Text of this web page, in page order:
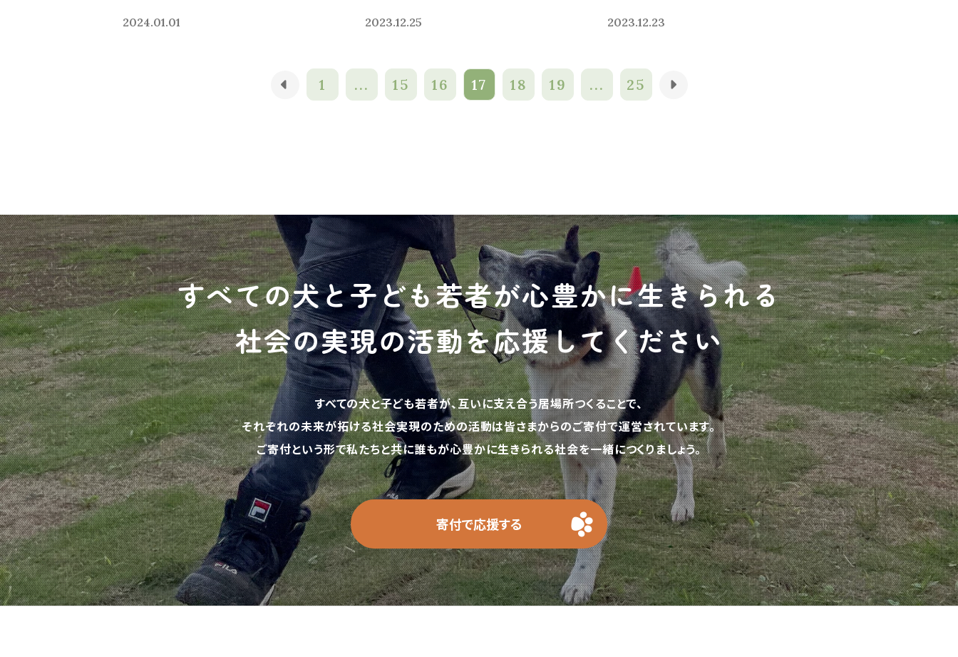
2024.01.01 2023.12.25 2023.12.23
1 ... 15 16 17 18 19 ... 25
すべての犬と子ども若者が心豊かに生きられる
社会の実現の活動を応援してください
すべての犬と子ども若者が、互いに支え合う居場所つくることで、
それぞれの未来が拓ける社会実現のための活動は皆さまからのご寄付で運営されています。
ご寄付という形で私たちと共に誰もが心豊かに生きられる社会を一緒につくりましょう。
寄付で応援する